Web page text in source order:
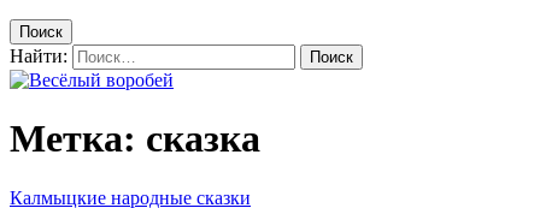
Поиск
Найти:
Метка: сказка
Калмыцкие народные сказки